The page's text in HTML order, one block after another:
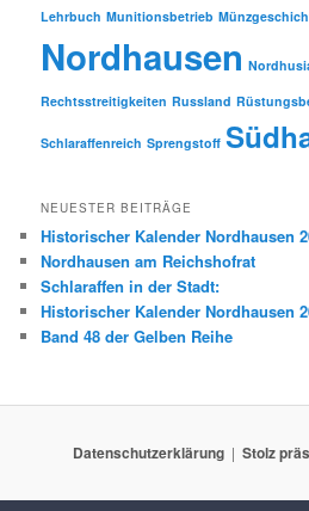
Lehrbuch Munitionsbetrieb
Nordhausen
Rechtsstreitigkeiten Russland
Schlaraffenreich Sprengstoff
NEUESTER BEITRÄGE
Historischer Kalender Nordhausen
Nordhausen am Reichshofrat
Schlaraffen in der Stadt:
Historischer Kalender Nordhausen
Band 48 der Gelben Reihe
Datenschutzerklärung Stolz